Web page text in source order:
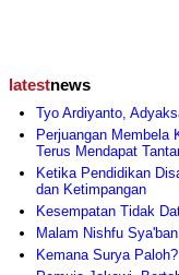
latestnews
Tyo Ardiyanto,
Perjuangan Membela
Terus Mendapat
Ketika Pendidikan
dan Ketimpangan
Kesempatan Tidak
Malam Nishfu
Kemana Surya Paloh?